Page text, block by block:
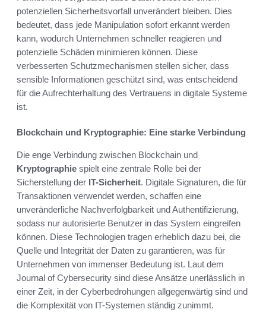
potenziellen Sicherheitsvorfall unverändert bleiben. Dies
bedeutet, dass jede Manipulation sofort erkannt werden
kann, wodurch Unternehmen schneller reagieren und
potenzielle Schäden minimieren können. Diese
verbesserten Schutzmechanismen stellen sicher, dass
sensible Informationen geschützt sind, was entscheidend
für die Aufrechterhaltung des Vertrauens in digitale Systeme
ist.
Blockchain und Kryptographie: Eine starke Verbindung
Die enge Verbindung zwischen Blockchain und
Kryptographie spielt eine zentrale Rolle bei der
Sicherstellung der IT-Sicherheit. Digitale Signaturen, die für
Transaktionen verwendet werden, schaffen eine
unveränderliche Nachverfolgbarkeit und Authentifizierung,
sodass nur autorisierte Benutzer in das System eingreifen
können. Diese Technologien tragen erheblich dazu bei, die
Quelle und Integrität der Daten zu garantieren, was für
Unternehmen von immenser Bedeutung ist. Laut dem
Journal of Cybersecurity sind diese Ansätze unerlässlich in
einer Zeit, in der Cyberbedrohungen allgegenwärtig sind und
die Komplexität von IT-Systemen ständig zunimmt.